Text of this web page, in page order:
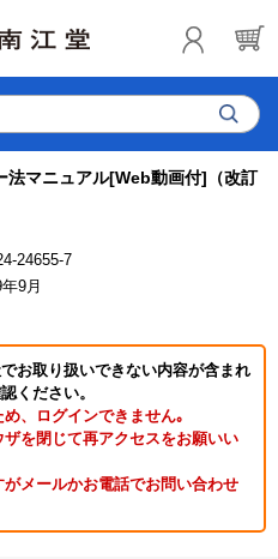
法マニュアル[Web動画付]（改訂
24655-7
9月
お取り扱いできない内容が含まれ
ください。
、ログインできません｡
を閉じて再アクセスをお願いい
メールかお電話でお問い合わせ